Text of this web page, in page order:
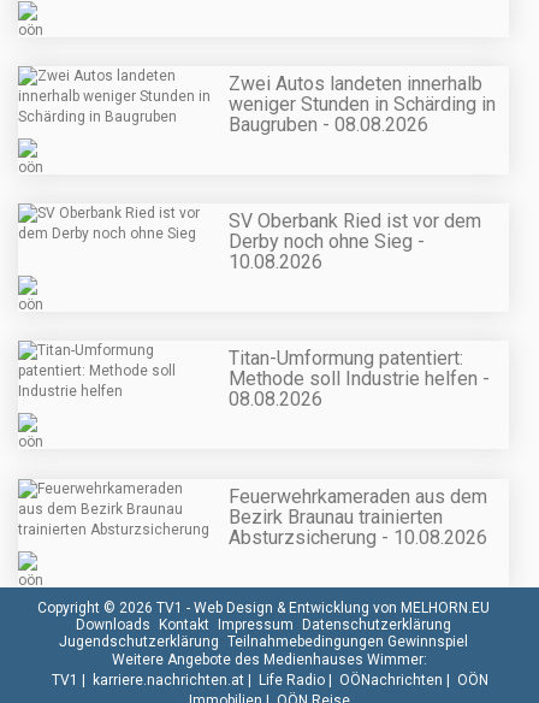
Zwei Autos landeten innerhalb
weniger Stunden in Schärding in
Baugruben - 08.08.2026
SV Oberbank Ried ist vor dem
Derby noch ohne Sieg -
10.08.2026
Titan-Umformung patentiert:
Methode soll Industrie helfen -
08.08.2026
Feuerwehrkameraden aus dem
Bezirk Braunau trainierten
Absturzsicherung - 10.08.2026
Copyright © 2026 TV1 - Web Design & Entwicklung von MELHORN.EU
Downloads Kontakt Impressum Datenschutzerklärung
Jugendschutzerklärung Teilnahmebedingungen Gewinnspiel
Weitere Angebote des Medienhauses Wimmer:
TV1 | karriere.nachrichten.at| Life Radio| OÖNachrichten | OÖN